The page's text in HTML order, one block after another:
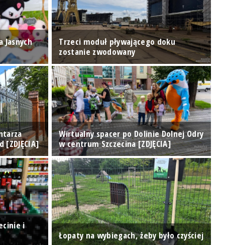
Jasnych
Trzeci moduł pływającego doku
zostanie zwodowany
Wirtualny spacer po Dolinie Dolnej Odry
w centrum Szczecina [ZDJĘCIA]
i
Łopaty na wybiegach, żeby było czyściej